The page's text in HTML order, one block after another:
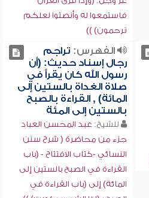
فاستمعوا له وأنصتوا لعلكم
ترحمون) ))
الفهرس: تراجم
رجال إسناد حديث: (أن
رسول الله كان يقرأ في
صلاة الغداة بالستين إلى
المائة) , القراءة بالصبح
بالستين إلى المئة
للشيخ: عبد المحسن العباد
جزء من محاضرة ( شرح سنن
النسائي -كتاب الافتتاح - (باب
القراءة في الصبح بالستين إلى
المائة) إلى (باب القراءة في